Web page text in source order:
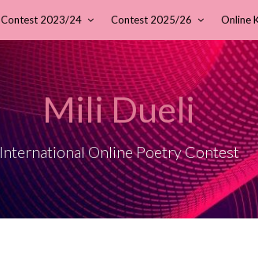
Contest 2023/24 Contest 2025/26 Online
Mili Dueli
International Online Poetry Contest